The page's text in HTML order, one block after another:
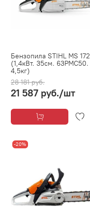
Бензопила STIHL MS 172
(1,4кВт. 35см. 63PMC50.
4,5кг)
28 181 руб.
21 587 руб./шт
-20%